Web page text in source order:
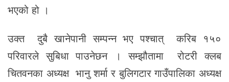
भएको हो ।
उक्त दुबै खानेपानी सम्पन्न भए पश्चात् करिब १५०
परिवारले सुबिधा पाउनेछन । सम्झौतामा रोटरी क्लब
चितवनका अध्यक्ष भानु शर्मा र बुलिगटार गाउँपालिका अध्यक्ष